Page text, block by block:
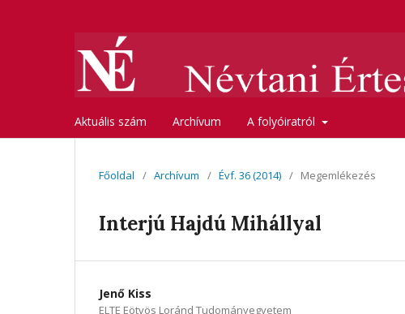
Aktuális szám Archívum A folyóiratról
Főoldal / Archívum / Évf. 36 (2014) / Megemlékezés
Interjú Hajdú Mihállyal
Jenő Kiss
ELTE Eötvös Loránd Tudományegyetem